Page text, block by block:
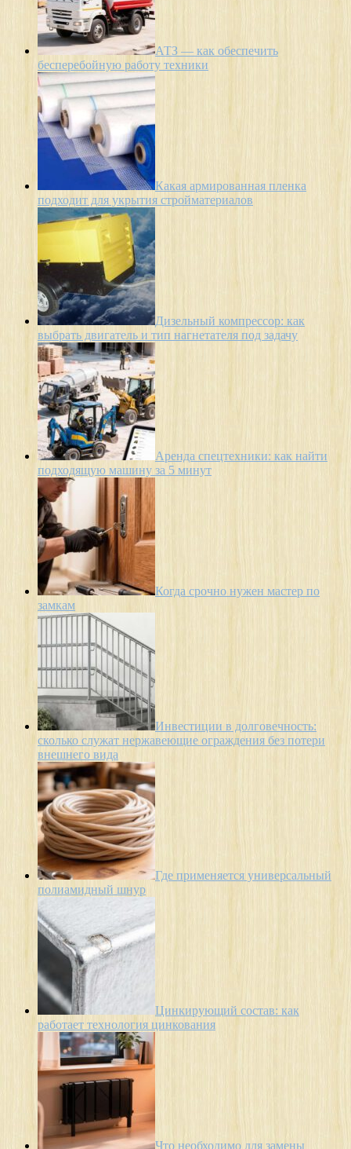
АТЗ — как обеспечить
бесперебойную работу техники
Какая армированная пленка
подходит для укрытия стройматериалов
Дизельный компрессор: как
выбрать двигатель и тип нагнетателя под задачу
Аренда спецтехники: как найти
подходящую машину за 5 минут
Когда срочно нужен мастер по
замкам
Инвестиции в долговечность:
сколько служат нержавеющие ограждения без потери
внешнего вида
Где применяется универсальный
полиамидный шнур
Цинкирующий состав: как
работает технология цинкования
Что необходимо для замены